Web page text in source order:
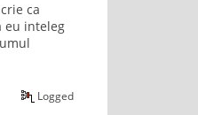
ca
eu inteleg
Logged